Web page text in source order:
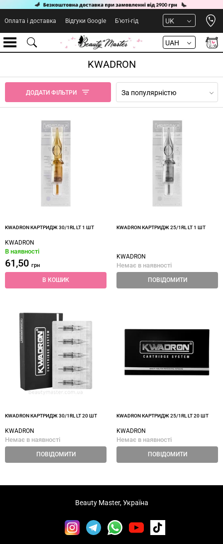
Оплата і доставка Відгуки Google Б'юті-гід UK
UAH
KWADRON
ДОДАТИ ФІЛЬТРИ За популярністю
KWADRON КАРТРИДЖ 30/1RL LT 1 ШТ
KWADRON
В наявності
61,50 грн
В КОШИК
KWADRON КАРТРИДЖ 25/1RL LT 1 ШТ
KWADRON
Немає в наявності
ПОВІДОМИТИ
KWADRON КАРТРИДЖ 30/1RL LT 20 ШТ
KWADRON
Немає в наявності
ПОВІДОМИТИ
KWADRON КАРТРИДЖ 25/1RL LT 20 ШТ
KWADRON
Немає в наявності
ПОВІДОМИТИ
Beauty Master, Україна